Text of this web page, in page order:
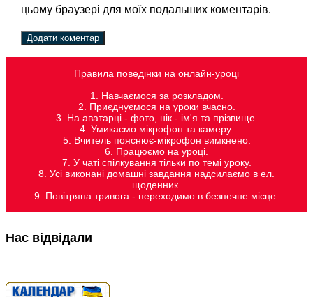
цьому браузері для моїх подальших коментарів.
Правила поведінки на онлайн-уроці
1. Навчаємося за розкладом.
2. Приєднуємося на уроки вчасно.
3. На аватарці - фото, нік - ім'я та прізвище.
4. Умикаємо мікрофон та камеру.
5. Вчитель пояснює-мікрофон вимкнено.
6. Працюємо на уроці.
7. У чаті спілкування тільки по темі уроку.
8. Усі виконані домашні завдання надсилаємо в ел.
щоденник.
9. Повітряна тривога - переходимо в безпечне місце.
Нас відвідали